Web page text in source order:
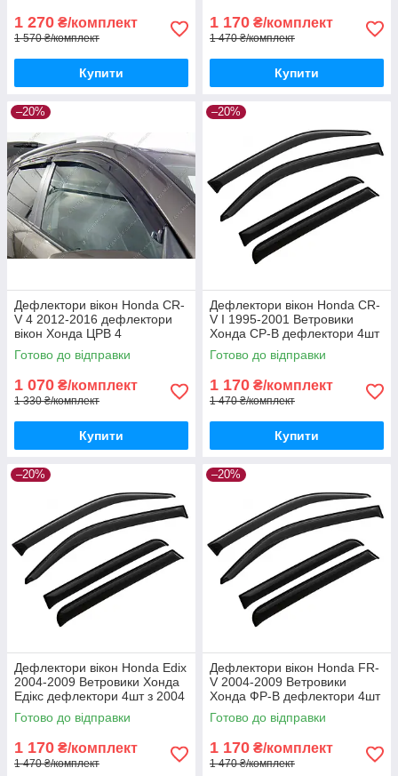
1 270 ₴/комплект
1 570 ₴/комплект
Купити
1 170 ₴/комплект
1 470 ₴/комплект
Купити
–20%
Дефлектори вікон Honda CR-
V 4 2012-2016 дефлектори
вікон Хонда ЦРВ 4
дефлектори 4шт з 2012 по
2016
Готово до відправки
1 070 ₴/комплект
1 330 ₴/комплект
Купити
–20%
Дефлектори вікон Honda CR-
V I 1995-2001 Ветровики
Хонда СР-В дефлектори 4шт
з 1995
Готово до відправки
1 170 ₴/комплект
1 470 ₴/комплект
Купити
–20%
Дефлектори вікон Honda Edix
2004-2009 Ветровики Хонда
Едікс дефлектори 4шт з 2004
по 2009
Готово до відправки
1 170 ₴/комплект
1 470 ₴/комплект
–20%
Дефлектори вікон Honda FR-
V 2004-2009 Ветровики
Хонда ФР-В дефлектори 4шт
з 2004 по 2009
Готово до відправки
1 170 ₴/комплект
1 470 ₴/комплект